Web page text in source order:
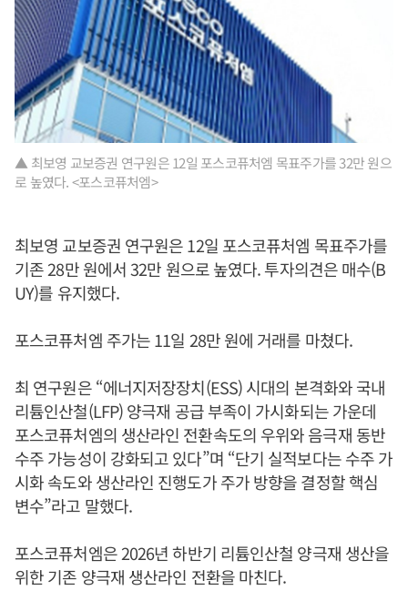
▲ 최보영 교보증권 연구원은 12일 포스코퓨처엠 목표주가를 32만 원으
로 높였다. <포스코퓨처엠>
최보영 교보증권 연구원은 12일 포스코퓨처엠 목표주가를
기존 28만 원에서 32만 원으로 높였다. 투자의견은 매수(B
UY)를 유지했다.
포스코퓨처엠 주가는 11일 28만 원에 거래를 마쳤다.
최 연구원은 “에너지저장장치(ESS) 시대의 본격화와 국내
리튬인산철(LFP) 양극재 공급 부족이 가시화되는 가운데
포스코퓨처엠의 생산라인 전환속도의 우위와 음극재 동반
수주 가능성이 강화되고 있다”며 “단기 실적보다는 수주 가
시화 속도와 생산라인 진행도가 주가 방향을 결정할 핵심
변수”라고 말했다.
포스코퓨처엠은 2026년 하반기 리튬인산철 양극재 생산을
위한 기존 양극재 생산라인 전환을 마친다.